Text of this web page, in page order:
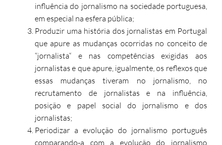
influência do jornalismo na sociedade portuguesa,
em especial na esfera pública;
Produzir uma história dos jornalistas em Portugal
que apure as mudanças ocorridas no conceito de
“jornalista“ e nas competências exigidas aos
jornalistas e que apure, igualmente, os reflexos que
essas mudanças tiveram no jornalismo, no
recrutamento de jornalistas e na influência,
posição e papel social do jornalismo e dos
jornalistas;
Periodizar a evolução do jornalismo português
comparando-a com a evolução do jornalismo